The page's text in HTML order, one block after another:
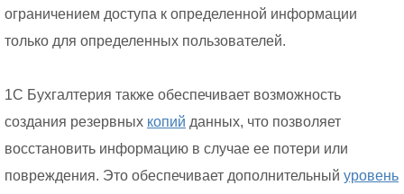
ограничением доступа к определенной информации
только для определенных пользователей.
1С Бухгалтерия также обеспечивает возможность
создания резервных копий данных, что позволяет
восстановить информацию в случае ее потери или
повреждения. Это обеспечивает дополнительный уровень